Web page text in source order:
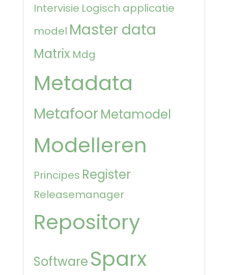
Intervisie Logisch applicatie
model Master data
Matrix Mdg
Metadata
MetafoorMetamodel
Modelleren
Principes Register
Releasemanager
Repository
Software Sparx